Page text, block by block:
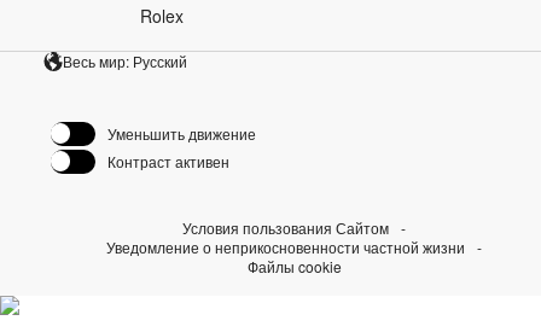
Rolex
Весь мир: Русский
Уменьшить движение
Контраст активен
Условия пользования Сайтом
Уведомление о неприкосновенности частной жизни
Файлы cookie